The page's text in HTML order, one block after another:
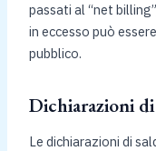
passati al “net
in eccesso può
pubblico.
Dichiarazioni di
Le dichiarazioni di